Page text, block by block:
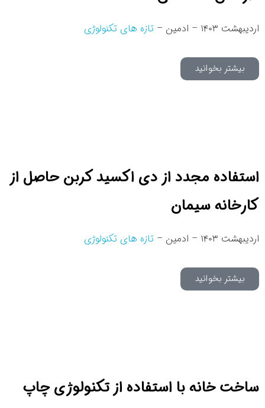
اردیبهشت ۱۴۰۳ – ادمین – تازه های تکنولوژی
بیشتر بخوانید
استفاده مجدد از دی اکسید کربن حاصل از
کارخانه سیمان
اردیبهشت ۱۴۰۳ – ادمین – تازه های تکنولوژی
بیشتر بخوانید
ساخت خانه با استفاده از تکنولوژی چاپ